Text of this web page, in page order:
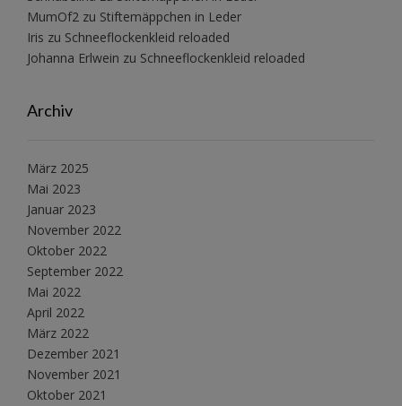
MumOf2 zu Stiftemäppchen in Leder
Iris zu Schneeflockenkleid reloaded
Johanna Erlwein zu Schneeflockenkleid reloaded
Archiv
März 2025
Mai 2023
Januar 2023
November 2022
Oktober 2022
September 2022
Mai 2022
April 2022
März 2022
Dezember 2021
November 2021
Oktober 2021